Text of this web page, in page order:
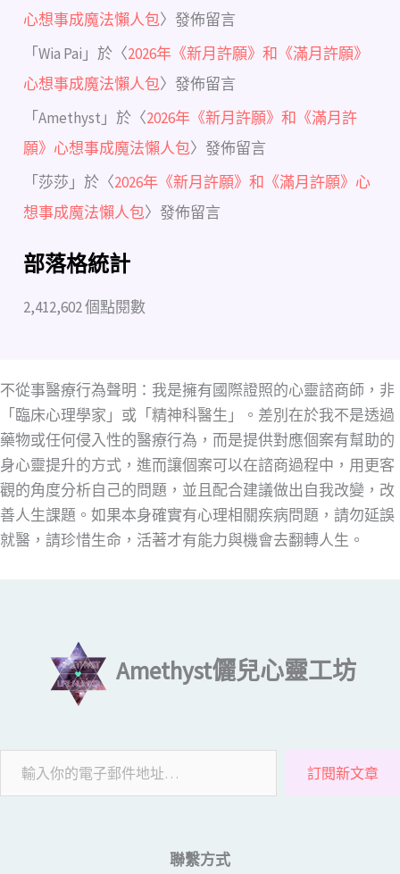
心想事成魔法懶人包〉發佈留言
「Wia Pai 」於〈2026年《新月許願》和《滿月許願》
心想事成魔法懶人包〉發佈留言
「Amethyst 」於〈2026年《新月許願》和《滿月許
願》心想事成魔法懶人包〉發佈留言
「 莎莎 」於〈2026年《新月許願》和《滿月許願》心
想事成魔法懶人包〉發佈留言
部落格統計
2,412,602 個點閱數
不從事醫療行為聲明：我是擁有國際證照的心靈諮商師，非
「臨床心理學家」或「精神科醫生」。差別在於我不是透過
藥物或任何侵入性的醫療行為，而是提供對應個案有幫助的
身心靈提升的方式，進而讓個案可以在諮商過程中，用更客
觀的角度分析自己的問題，並且配合建議做出自我改變，改
善人生課題。如果本身確實有心理相關疾病問題，請勿延誤
就醫，請珍惜生命，活著才有能力與機會去翻轉人生。
Amethyst儷兒心靈工坊
訂閱新文章
聯繫方式